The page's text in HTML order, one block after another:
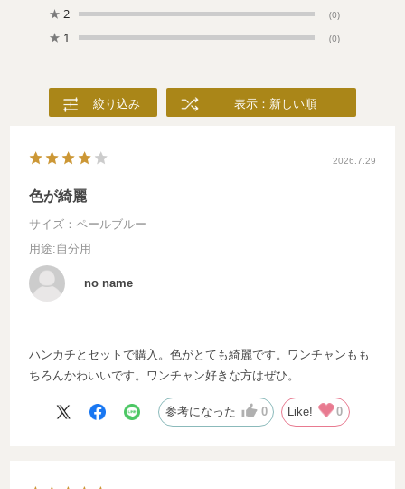
★ 2 (0)
★ 1 (0)
絞り込み 表示：新しい順
2026.7.29
色が綺麗
サイズ：ペールブルー
用途:自分用
no name
ハンカチとセットで購入。色がとても綺麗です。ワンチャンもも
ちろんかわいいです。ワンチャン好きな方はぜひ。
参考になった 0 Like! 0